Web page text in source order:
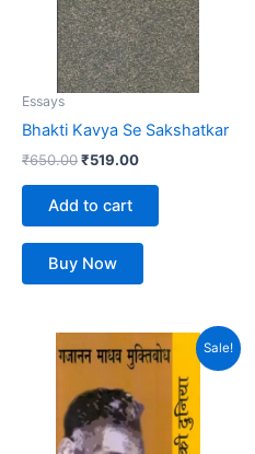
Essays
Bhakti Kavya Se Sakshatkar
₹650.00₹519.00
Add to cart
Buy Now
Sale!
Original
price
₹299.00.
Current
price
₹250.00.